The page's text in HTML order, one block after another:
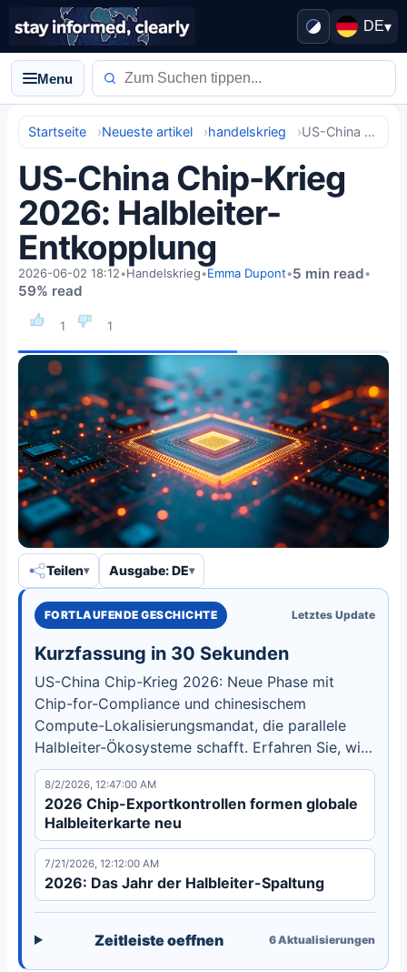
DE▾
Menu
Startseite Neueste artikel handelskrieg US-China Chip-Krieg 2026: Halbleiter-Entkopplung
US-China Chip-Krieg
2026: Halbleiter-
Entkopplung
1 1
2026-06-02 18:12•Handelskrieg•Emma Dupont•5 min read•
59% read
Teilen Ausgabe: DE
FORTLAUFENDE GESCHICHTE Letztes Update
Kurzfassung in 30 Sekunden
US-China Chip-Krieg 2026: Neue Phase mit
Chip-for-Compliance und chinesischem
Compute-Lokalisierungsmandat, die parallele
Halbleiter-Ökosysteme schafft. Erfahren Sie, wie
dies globale Lieferketten und KI-Entwicklung
verändert.
8/2/2026, 12:47:00 AM
2026 Chip-Exportkontrollen formen globale
Halbleiterkarte neu
7/21/2026, 12:12:00 AM
2026: Das Jahr der Halbleiter-Spaltung
Zeitleiste oeffnen 6Aktualisierungen